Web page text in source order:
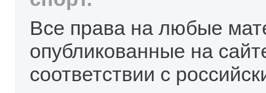
Все права на любые
опубликованные на
соответствии с